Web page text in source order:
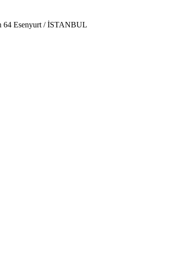
64 Esenyurt / İSTANBUL